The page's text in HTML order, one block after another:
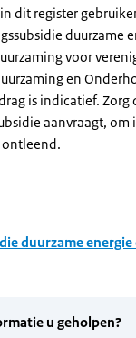
dit register
duurzame
voor
en
is indicatief.
aanvraagt,
duurzame energie